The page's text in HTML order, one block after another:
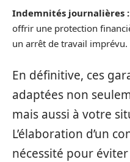
Indemnités journalières :
offrir une protection
un arrêt de travail imprévu.
En définitive, ces
adaptées non
mais aussi à votre
L’élaboration d’un
nécessité pour